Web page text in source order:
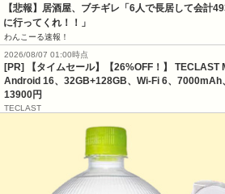
【悲報】居酒屋、ブチギレ「6人で長居して会計
に行ってくれ！！」
わんこーる速報！
2026/08/07 01:00時点
[PR] 【タイムセール】【26%OFF！】 TECLAST
Android 16、32GB+128GB、Wi-Fi 6、
13900円
TECLAST